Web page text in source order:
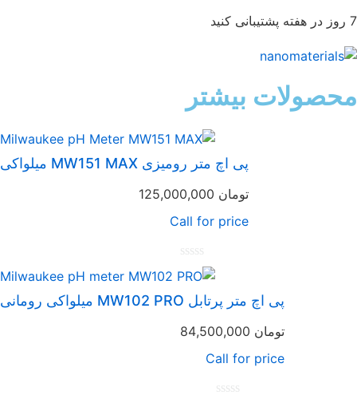
بیشتر
پی اچ متر رومیزی MW151 MAX میلواکی
تومان125,000,000
Call for price
امتیاز
0
از
5
پی اچ متر پرتابل MW102 PRO میلواکی رومانی
تومان84,500,000
Call for price